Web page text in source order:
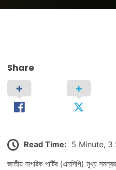
Share
Read Time: 5 Minute, 3
জাতীয় নাগরিক পার্টির (এনসিপি) মুখ্য